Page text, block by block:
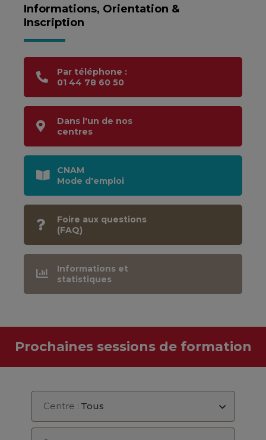
Informations, Orientation &
Inscription
Par téléphone :
01 44 78 60 50
Dans l'un de nos
centres
CNAM
Mode d'emploi
Foire aux questions
(FAQ)
Informations et
statistiques
Prochaines sessions de formation
Centre : Tous